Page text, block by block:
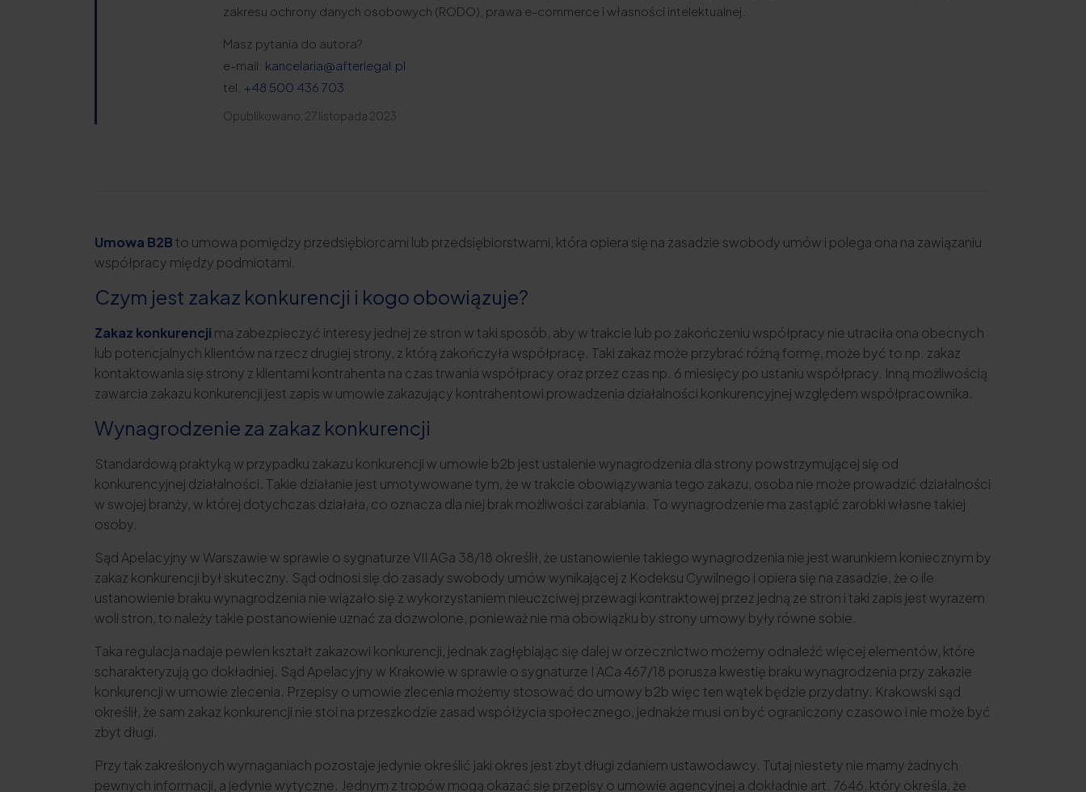
zakresu ochrony danych osobowych (RODO), prawa e-commerce i własności intelektualnej.
Masz pytania do autora?
e-mail: kancelaria@afterlegal.pl
tel. +48 500 436 703
Opublikowano: 27 listopada 2023
Umowa B2Bto umowa pomiędzy przedsiębiorcami lub przedsiębiorstwami, która opiera się na zasadzie swobody umów i polega ona na zawiązaniu
współpracy między podmiotami.
Czym jest zakaz konkurencji i kogo obowiązuje?
Zakaz konkurencji ma zabezpieczyć interesy jednej ze stron w taki sposób, aby w trakcie lub po zakończeniu współpracy nie utraciła ona obecnych
lub potencjalnych klientów na rzecz drugiej strony, z którą zakończyła współpracę. Taki zakaz może przybrać różną formę, może być to np. zakaz
kontaktowania się strony z klientami kontrahenta na czas trwania współpracy oraz przez czas np. 6 miesięcy po ustaniu współpracy. Inną możliwością
zawarcia zakazu konkurencji jest zapis w umowie zakazujący kontrahentowi prowadzenia działalności konkurencyjnej względem współpracownika.
Wynagrodzenie za zakaz konkurencji
Standardową praktyką w przypadku zakazu konkurencji w umowie b2b jest ustalenie wynagrodzenia dla strony powstrzymującej się od
konkurencyjnej działalności. Takie działanie jest umotywowane tym, że w trakcie obowiązywania tego zakazu, osoba nie może prowadzić działalności
w swojej branży, w której dotychczas działała, co oznacza dla niej brak możliwości zarabiania. To wynagrodzenie ma zastąpić zarobki własne takiej
osoby.
Sąd Apelacyjny w Warszawie w sprawie o sygnaturze VII AGa 38/18 określił, że ustanowienie takiego wynagrodzenia nie jest warunkiem koniecznym by
zakaz konkurencji był skuteczny. Sąd odnosi się do zasady swobody umów wynikającej z Kodeksu Cywilnego i opiera się na zasadzie, że o ile
ustanowienie braku wynagrodzenia nie wiązało się z wykorzystaniem nieuczciwej przewagi kontraktowej przez jedną ze stron i taki zapis jest wyrazem
woli stron, to należy takie postanowienie uznać za dozwolone, ponieważ nie ma obowiązku by strony umowy były równe sobie.
Taka regulacja nadaje pewien kształt zakazowi konkurencji, jednak zagłębiając się dalej w orzecznictwo możemy odnaleźć więcej elementów, które
scharakteryzują go dokładniej. Sąd Apelacyjny w Krakowie w sprawie o sygnaturze I ACa 467/18 porusza kwestię braku wynagrodzenia przy zakazie
konkurencji w umowie zlecenia. Przepisy o umowie zlecenia możemy stosować do umowy b2b więc ten wątek będzie przydatny. Krakowski sąd
określił, że sam zakaz konkurencji nie stoi na przeszkodzie zasad współżycia społecznego, jednakże musi on być ograniczony czasowo i nie może być
zbyt długi.
Przy tak zakreślonych wymaganiach pozostaje jedynie określić jaki okres jest zbyt długi zdaniem ustawodawcy. Tutaj niestety nie mamy żadnych
pewnych informacji, a jedynie wytyczne. Jednym z tropów mogą okazać się przepisy o umowie agencyjnej a dokładnie art. 7646, który określa, że